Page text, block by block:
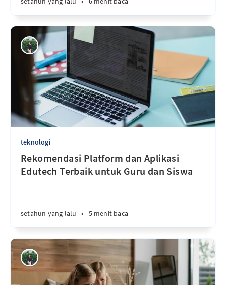
teknologi
Rekomendasi Platform dan Aplikasi
Edutech Terbaik untuk Guru dan Siswa
setahun yang lalu • 5 menit baca